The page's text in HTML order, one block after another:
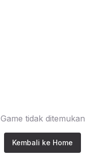
Game tidak ditemukan
Kembali ke Home